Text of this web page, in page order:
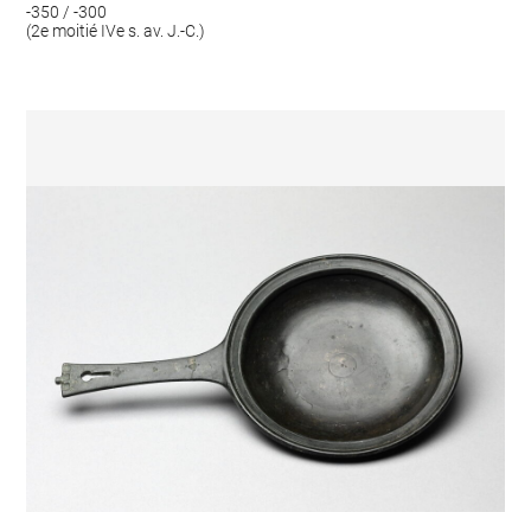
-350 / -300
(2e moitié IVe s. av. J.-C.)